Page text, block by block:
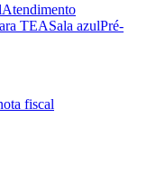
Atendimento
TEASala azulPré-
fiscal